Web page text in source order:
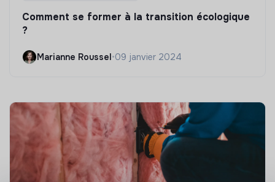
Comment se former à la transition écologique
?
Marianne Roussel•09 janvier 2024